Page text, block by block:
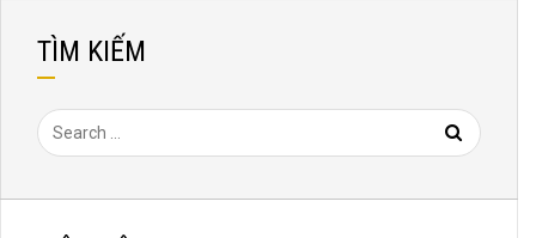
TÌM KIẾM
Search
for: